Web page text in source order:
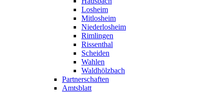
Losheim
Mitlosheim
Niederlosheim
Rimlingen
Rissenthal
Scheiden
Wahlen
Waldhölzbach
Partnerschaften
Amtsblatt